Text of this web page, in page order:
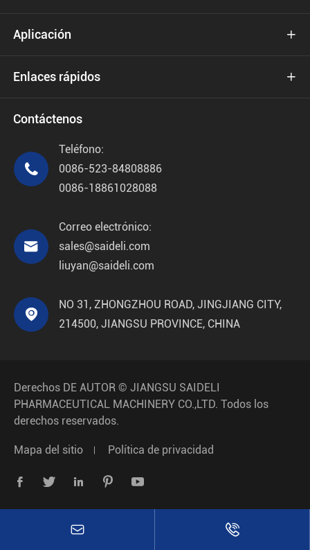
Aplicación 
Enlaces rápidos 
Contáctenos

Teléfono:
0086-523-84808886
0086-18861028088

Correo electrónico:
sales@saideli.com
liuyan@saideli.com

NO 31, ZHONGZHOU ROAD, JINGJIANG CITY,
214500, JIANGSU PROVINCE, CHINA
Derechos DE AUTOR © JIANGSU SAIDELI
PHARMACEUTICAL MACHINERY CO.,LTD. Todos los
derechos reservados.
Mapa del sitio Política de privacidad
    
 